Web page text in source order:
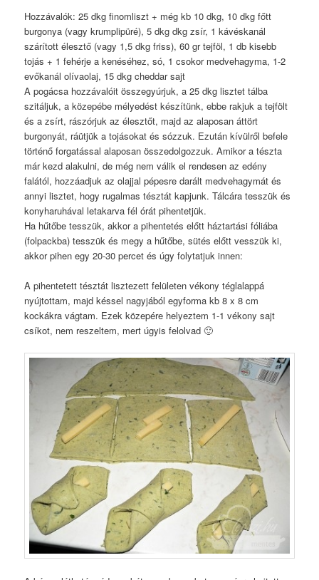
Hozzávalók: 25 dkg finomliszt + még kb 10 dkg, 10 dkg főtt
burgonya (vagy krumplipüré), 5 dkg dkg zsír, 1 kávéskanál
szárított élesztő (vagy 1,5 dkg friss), 60 gr tejföl, 1 db kisebb
tojás + 1 fehérje a kenéséhez, só, 1 csokor medvehagyma, 1-2
evőkanál olívaolaj, 15 dkg cheddar sajt
A pogácsa hozzávalóit összegyúrjuk, a 25 dkg lisztet tálba
szitáljuk, a közepébe mélyedést készítünk, ebbe rakjuk a tejfölt
és a zsírt, rászórjuk az élesztőt, majd az alaposan áttört
burgonyát, ráütjük a tojásokat és sózzuk. Ezután kívülről befele
történő forgatással alaposan összedolgozzuk. Amikor a tészta
már kezd alakulni, de még nem válik el rendesen az edény
falától, hozzáadjuk az olajjal pépesre darált medvehagymát és
annyi lisztet, hogy rugalmas tésztát kapjunk. Tálcára tesszük és
konyharuhával letakarva fél órát pihentetjük.
Ha hűtőbe tesszük, akkor a pihentetés előtt háztartási fóliába
(folpackba) tesszük és megy a hűtőbe, sütés előtt vesszük ki,
akkor pihen egy 20-30 percet és úgy folytatjuk innen:
A pihentetett tésztát lisztezett felületen vékony téglalappá
nyújtottam, majd késsel nagyjából egyforma kb 8 x 8 cm
kockákra vágtam. Ezek közepére helyeztem 1-1 vékony sajt
csíkot, nem reszeltem, mert úgyis felolvad 🙂